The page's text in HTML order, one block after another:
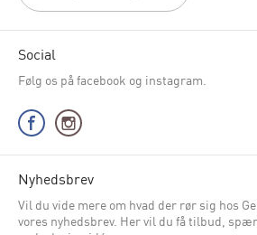
Social
Følg os på facebook og instagram.
Nyhedsbrev
Vil du vide mere om hvad der rør sig hos
vores nyhedsbrev. Her vil du få tilbud,